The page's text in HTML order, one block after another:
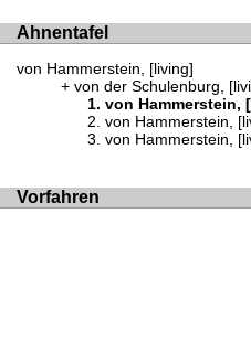
Ahnentafel
von Hammerstein, [living]
von der Schulenburg,
von Hammerstein,
von Hammerstein,
von Hammerstein,
Vorfahren